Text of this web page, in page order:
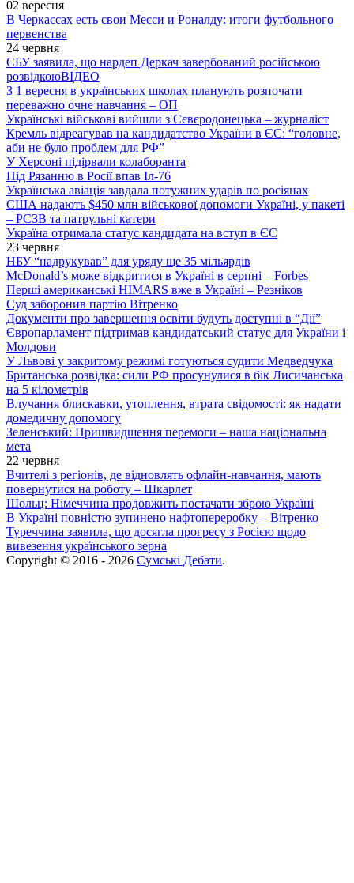
02 вересня
В Черкассах есть свои Месси и Роналду: итоги футбольного
первенства
24 червня
СБУ заявила, що нардеп Деркач завербований російською
розвідкоюВІДЕО
З 1 вересня в українських школах планують розпочати
переважно очне навчання – ОП
Українські військові вийшли з Сєвєродонецька – журналіст
Кремль відреагував на кандидатство України в ЄС: “головне,
аби не було проблем для РФ”
У Херсоні підірвали колаборанта
Під Рязанню в Росії впав Іл-76
Українська авіація завдала потужних ударів по росіянах
США надають $450 млн військової допомоги Україні, у пакеті
– РСЗВ та патрульні катери
Україна отримала статус кандидата на вступ в ЄС
23 червня
НБУ “надрукував” для уряду ще 35 мільярдів
McDonald’s може відкритися в Україні в серпні – Forbes
Перші американські HIMARS вже в Україні – Резніков
Суд заборонив партію Вітренко
Документи про завершення освіти будуть доступні в “Дії”
Європарламент підтримав кандидатський статус для України і
Молдови
У Львові у закритому режимі готуються судити Медведчука
Британська розвідка: сили РФ просунулися в бік Лисичанська
на 5 кілометрів
Влучання блискавки, утоплення, втрата свідомості: як надати
домедичну допомогу
Зеленський: Пришвидшення перемоги – наша національна
мета
22 червня
Вчителі з регіонів, де відновлять офлайн-навчання, мають
повернутися на роботу – Шкарлет
Шольц: Німеччина продовжить постачати зброю Україні
В Україні повністю зупинено нафтопереробку – Вітренко
Туреччина заявила, що досягла прогресу з Росією щодо
вивезення українського зерна
Copyright © 2016 - 2026 Сумські Дебати.